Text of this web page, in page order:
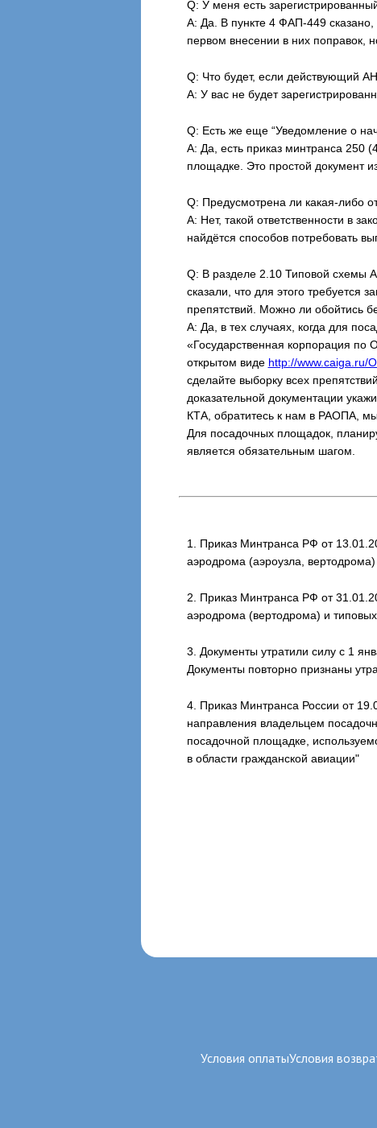
Q: У меня есть
А: Да. В пункте 4 ФАП-449
первом внесении в них поправок,
Q: Что будет, если действующий
А: У вас не будет
Q: Есть же еще “Уведомление о
А: Да, есть приказ минтранса 250
площадке. Это простой документ
Q: Предусмотрена ли какая-либо
А: Нет, такой ответственности в
найдётся способов потребовать
Q: В разделе 2.10 Типовой схемы
сказали, что для этого требуется
препятствий. Можно ли обойтись
А: Да, в тех случаях, когда для
«Государственная корпорация по
открытом виде http://www.caiga.ru/
сделайте выборку всех
доказательной документации
КТА, обратитесь к нам в РАОПА,
Для посадочных площадок,
является обязательным шагом.
1. Приказ Минтранса РФ от
аэродрома (аэроузла,
2. Приказ Минтранса РФ от
аэродрома (вертодрома) и
3. Документы утратили силу с 1
Документы повторно признаны
4. Приказ Минтранса России от
направления владельцем
посадочной площадке,
в области гражданской авиации"
Условия оплатыУсловия